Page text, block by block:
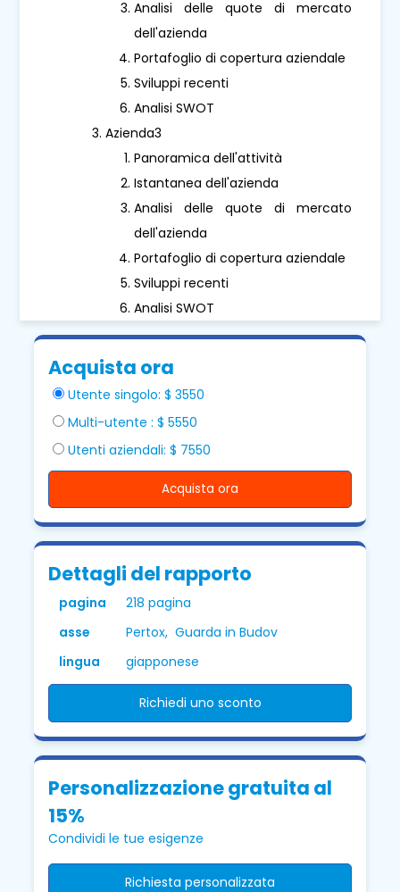
Analisi delle quote di mercato
dell'azienda
Portafoglio di copertura aziendale
Sviluppi recenti
Analisi SWOT
Azienda3
Panoramica dell'attività
Istantanea dell'azienda
Analisi delle quote di mercato
dell'azienda
Portafoglio di copertura aziendale
Sviluppi recenti
Analisi SWOT
Acquista ora
Utente singolo: $ 3550
Multi-utente : $ 5550
Utenti aziendali: $ 7550
Acquista ora
Dettagli del rapporto
pagina
218 pagina
asse
Pertox, Guarda in Budov
lingua
giapponese
Richiedi uno sconto
Personalizzazione gratuita al
15%
Condividi le tue esigenze
Richiesta personalizzata